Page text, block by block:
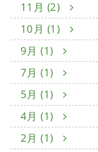
11月 (2)
10月 (1)
9月 (1)
7月 (1)
5月 (1)
4月 (1)
2月 (1)